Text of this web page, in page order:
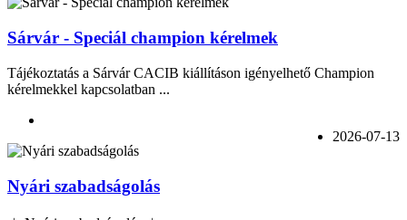
Sárvár - Speciál champion kérelmek
Tájékoztatás a Sárvár CACIB kiállításon igényelhető Champion
kérelmekkel kapcsolatban ...
2026-07-13
Nyári szabadságolás